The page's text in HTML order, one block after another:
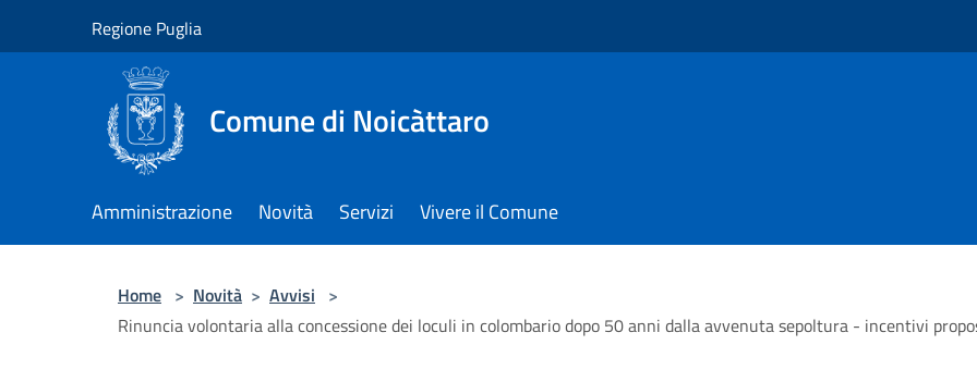
Regione Puglia
Comune di Noicàttaro
Amministrazione Novità Servizi Vivere il Comune
Home > Novità > Avvisi >
Rinuncia volontaria alla concessione dei loculi in colombario dopo 50 anni dalla avvenuta sepoltura - incentivi